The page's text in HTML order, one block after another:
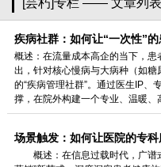
[芸朽]专栏 —— 文章列表
疾病社群：如何让“一次性”
概述：在流量成本高企的当下，
出，针对核心慢病与大病种（如
的“疾病管理社群”。通过医生IP、
撑，在院外构建一个专业、温暖、
场景触发：如何让医院的专
现？
概述：在信息过载时代，广谱